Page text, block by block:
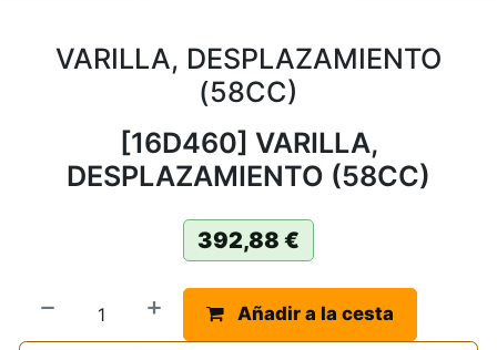
VARILLA, DESPLAZAMIENTO
(58CC)
[16D460] VARILLA,
DESPLAZAMIENTO (58CC)
392,88 €
Añadir a la cesta